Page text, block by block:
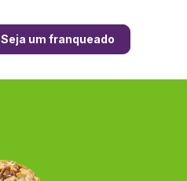
Seja um franqueado